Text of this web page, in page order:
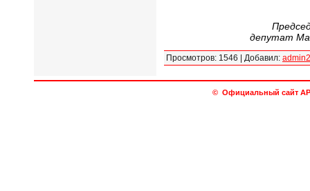
депутат
Просмотров: 1546 Добавил: admin2
© Официальный сайт